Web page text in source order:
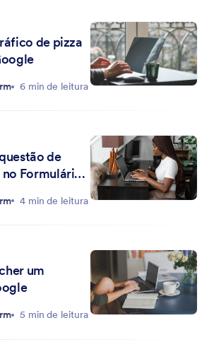
de pizza
6 min de leitura
de
Formulários
4 min de leitura
um
5 min de leitura